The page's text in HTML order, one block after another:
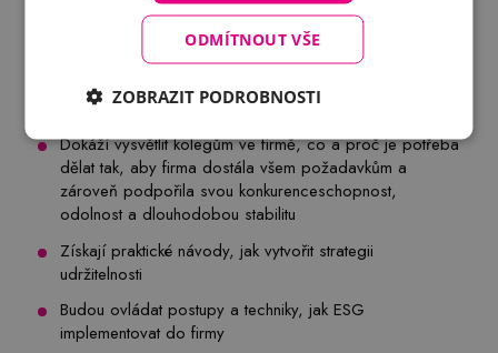
Porozumí terminologii
Zorientují se v legislativním rámci Evropské unie
Porozumí celkovému konceptu udržitelného byznys
modelu/ESG
Dokáží vysvětlit kolegům ve firmě, co a proč je potřeba
dělat tak, aby firma dostála všem požadavkům a
zároveň podpořila svou konkurenceschopnost,
odolnost a dlouhodobou stabilitu
Získají praktické návody, jak vytvořit strategii
udržitelnosti
Budou ovládat postupy a techniky, jak ESG
implementovat do firmy
ODMÍTNOUT VŠE
ZOBRAZIT PODROBNOSTI